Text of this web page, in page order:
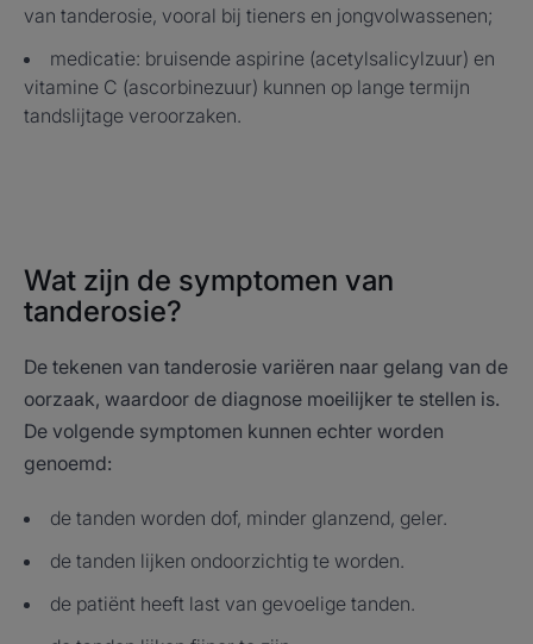
van tanderosie, vooral bij tieners en jongvolwassenen;
medicatie: bruisende aspirine (acetylsalicylzuur) en
vitamine C (ascorbinezuur) kunnen op lange termijn
tandslijtage veroorzaken.
Wat zijn de symptomen van
tanderosie?
De tekenen van tanderosie variëren naar gelang van de
oorzaak, waardoor de diagnose moeilijker te stellen is.
De volgende symptomen kunnen echter worden
genoemd:
de tanden worden dof, minder glanzend, geler.
de tanden lijken ondoorzichtig te worden.
de patiënt heeft last van gevoelige tanden.